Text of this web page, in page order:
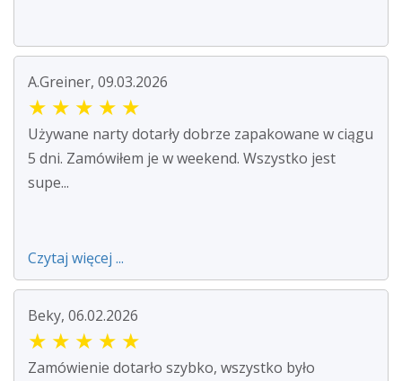
A.Greiner, 09.03.2026
★ ★ ★ ★ ★
Używane narty dotarły dobrze zapakowane w ciągu
5 dni. Zamówiłem je w weekend. Wszystko jest
supe...
Czytaj więcej ...
Beky, 06.02.2026
★ ★ ★ ★ ★
Zamówienie dotarło szybko, wszystko było